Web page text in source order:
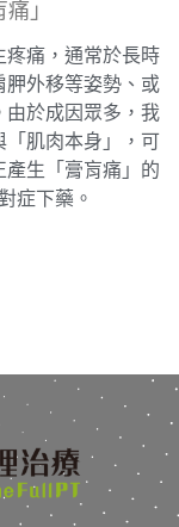
」
疼痛，通常於長時
胛外移等姿勢、或
由於成因眾多，我
「肌肉本身」，可
生「膏肓痛」的
症下藥。